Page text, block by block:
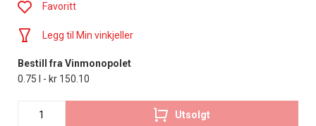
Favoritt
Legg til Min vinkjeller
Bestill fra Vinmonopolet
0.75 l - kr 150.10
Utsolgt